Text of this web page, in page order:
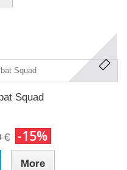
Squad
€ -15%
More